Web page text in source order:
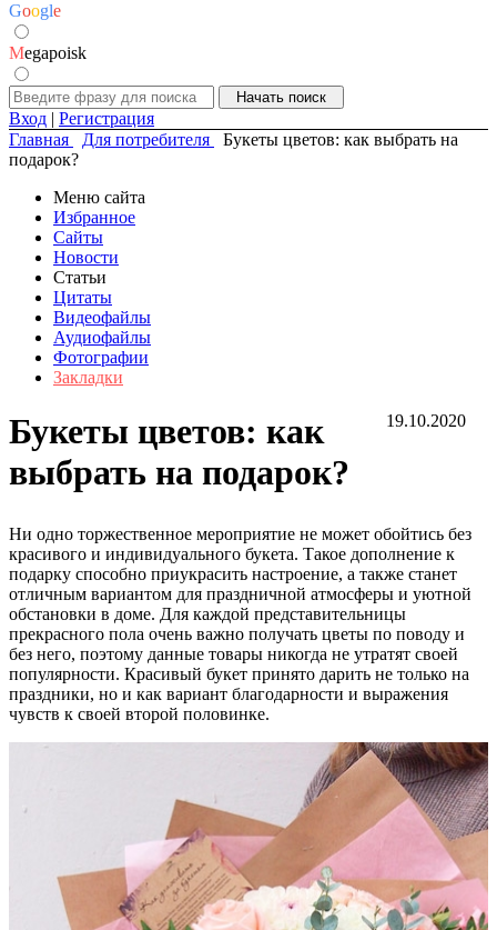
Google
Megapoisk
Вход | Регистрация
Главная
Для потребителя
Букеты цветов: как выбрать на
подарок?
Меню сайта
Избранное
Сайты
Новости
Статьи
Цитаты
Видеофайлы
Аудиофайлы
Фотографии
Закладки
19.10.2020
Букеты цветов: как
выбрать на подарок?
Ни одно торжественное мероприятие не может обойтись без
красивого и индивидуального букета. Такое дополнение к
подарку способно приукрасить настроение, а также станет
отличным вариантом для праздничной атмосферы и уютной
обстановки в доме. Для каждой представительницы
прекрасного пола очень важно получать цветы по поводу и
без него, поэтому данные товары никогда не утратят своей
популярности. Красивый букет принято дарить не только на
праздники, но и как вариант благодарности и выражения
чувств к своей второй половинке.